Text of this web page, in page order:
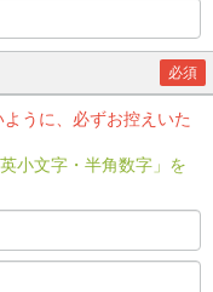
必須
うに、必ずお控えいた
小文字・半角数字」を